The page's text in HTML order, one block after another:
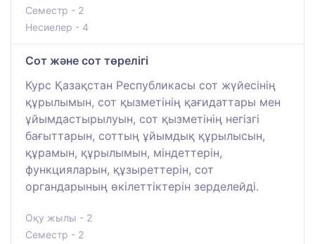
Семестр - 2
Несиелер - 4
Сот және сот төрелігі
Курс Қазақстан Республикасы сот жүйесінің
құрылымын, сот қызметінің қағидаттары мен
ұйымдастырылуын, сот қызметінің негізгі
бағыттарын, соттың ұйымдық құрылысын,
құрамын, құрылымын, міндеттерін,
функцияларын, құзыреттерін, сот
органдарының өкілеттіктерін зерделейді.
Оқу жылы - 2
Семестр - 2